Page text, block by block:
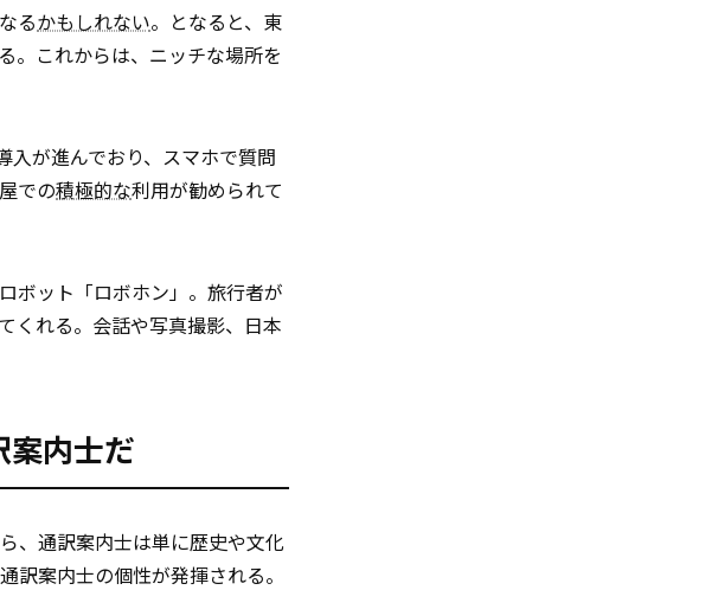
るかもしれない。となると、東
。これからは、ニッチな場所を
入が進んでおり、スマホで質問
での積極的な利用が勧められて
ボット「ロボホン」。旅行者が
くれる。会話や写真撮影、日本
案内士だ
、通訳案内士は単に歴史や文化
案内士の個性が発揮される。